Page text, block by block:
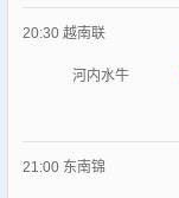
20:30 越南联
河内水牛
21:00 东南锦